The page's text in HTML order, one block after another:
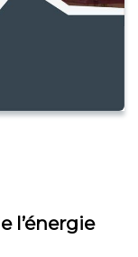
l’énergie